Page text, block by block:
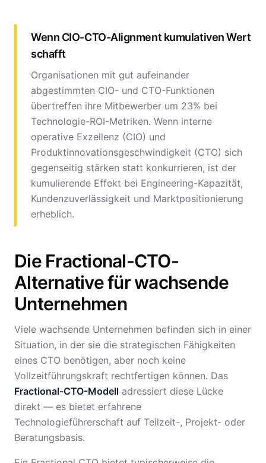
Wenn CIO-CTO-Alignment kumulativen Wert
schafft
Organisationen mit gut aufeinander
abgestimmten CIO- und CTO-Funktionen
übertreffen ihre Mitbewerber um 23% bei
Technologie-ROI-Metriken. Wenn interne
operative Exzellenz (CIO) und
Produktinnovationsgeschwindigkeit (CTO) sich
gegenseitig stärken statt konkurrieren, ist der
kumulierende Effekt bei Engineering-Kapazität,
Kundenzuverlässigkeit und Marktpositionierung
erheblich.
Die Fractional-CTO-
Alternative für wachsende
Unternehmen
Viele wachsende Unternehmen befinden sich in einer
Situation, in der sie die strategischen Fähigkeiten
eines CTO benötigen, aber noch keine
Vollzeitführungskraft rechtfertigen können. Das
Fractional-CTO-Modell adressiert diese Lücke
direkt — es bietet erfahrene
Technologieführerschaft auf Teilzeit-, Projekt- oder
Beratungsbasis.